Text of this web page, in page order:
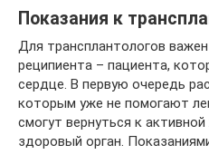
Показания к
Для трансплантологов
реципиента – пациента,
сердце. В первую очередь
которым уже не помогают
смогут вернуться к
здоровый орган.